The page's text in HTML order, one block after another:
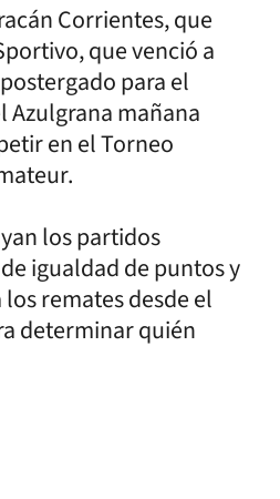
Corrientes, que
que venció a
para el
mañana
en el Torneo
los partidos
igualdad de puntos y
remates desde el
determinar quién